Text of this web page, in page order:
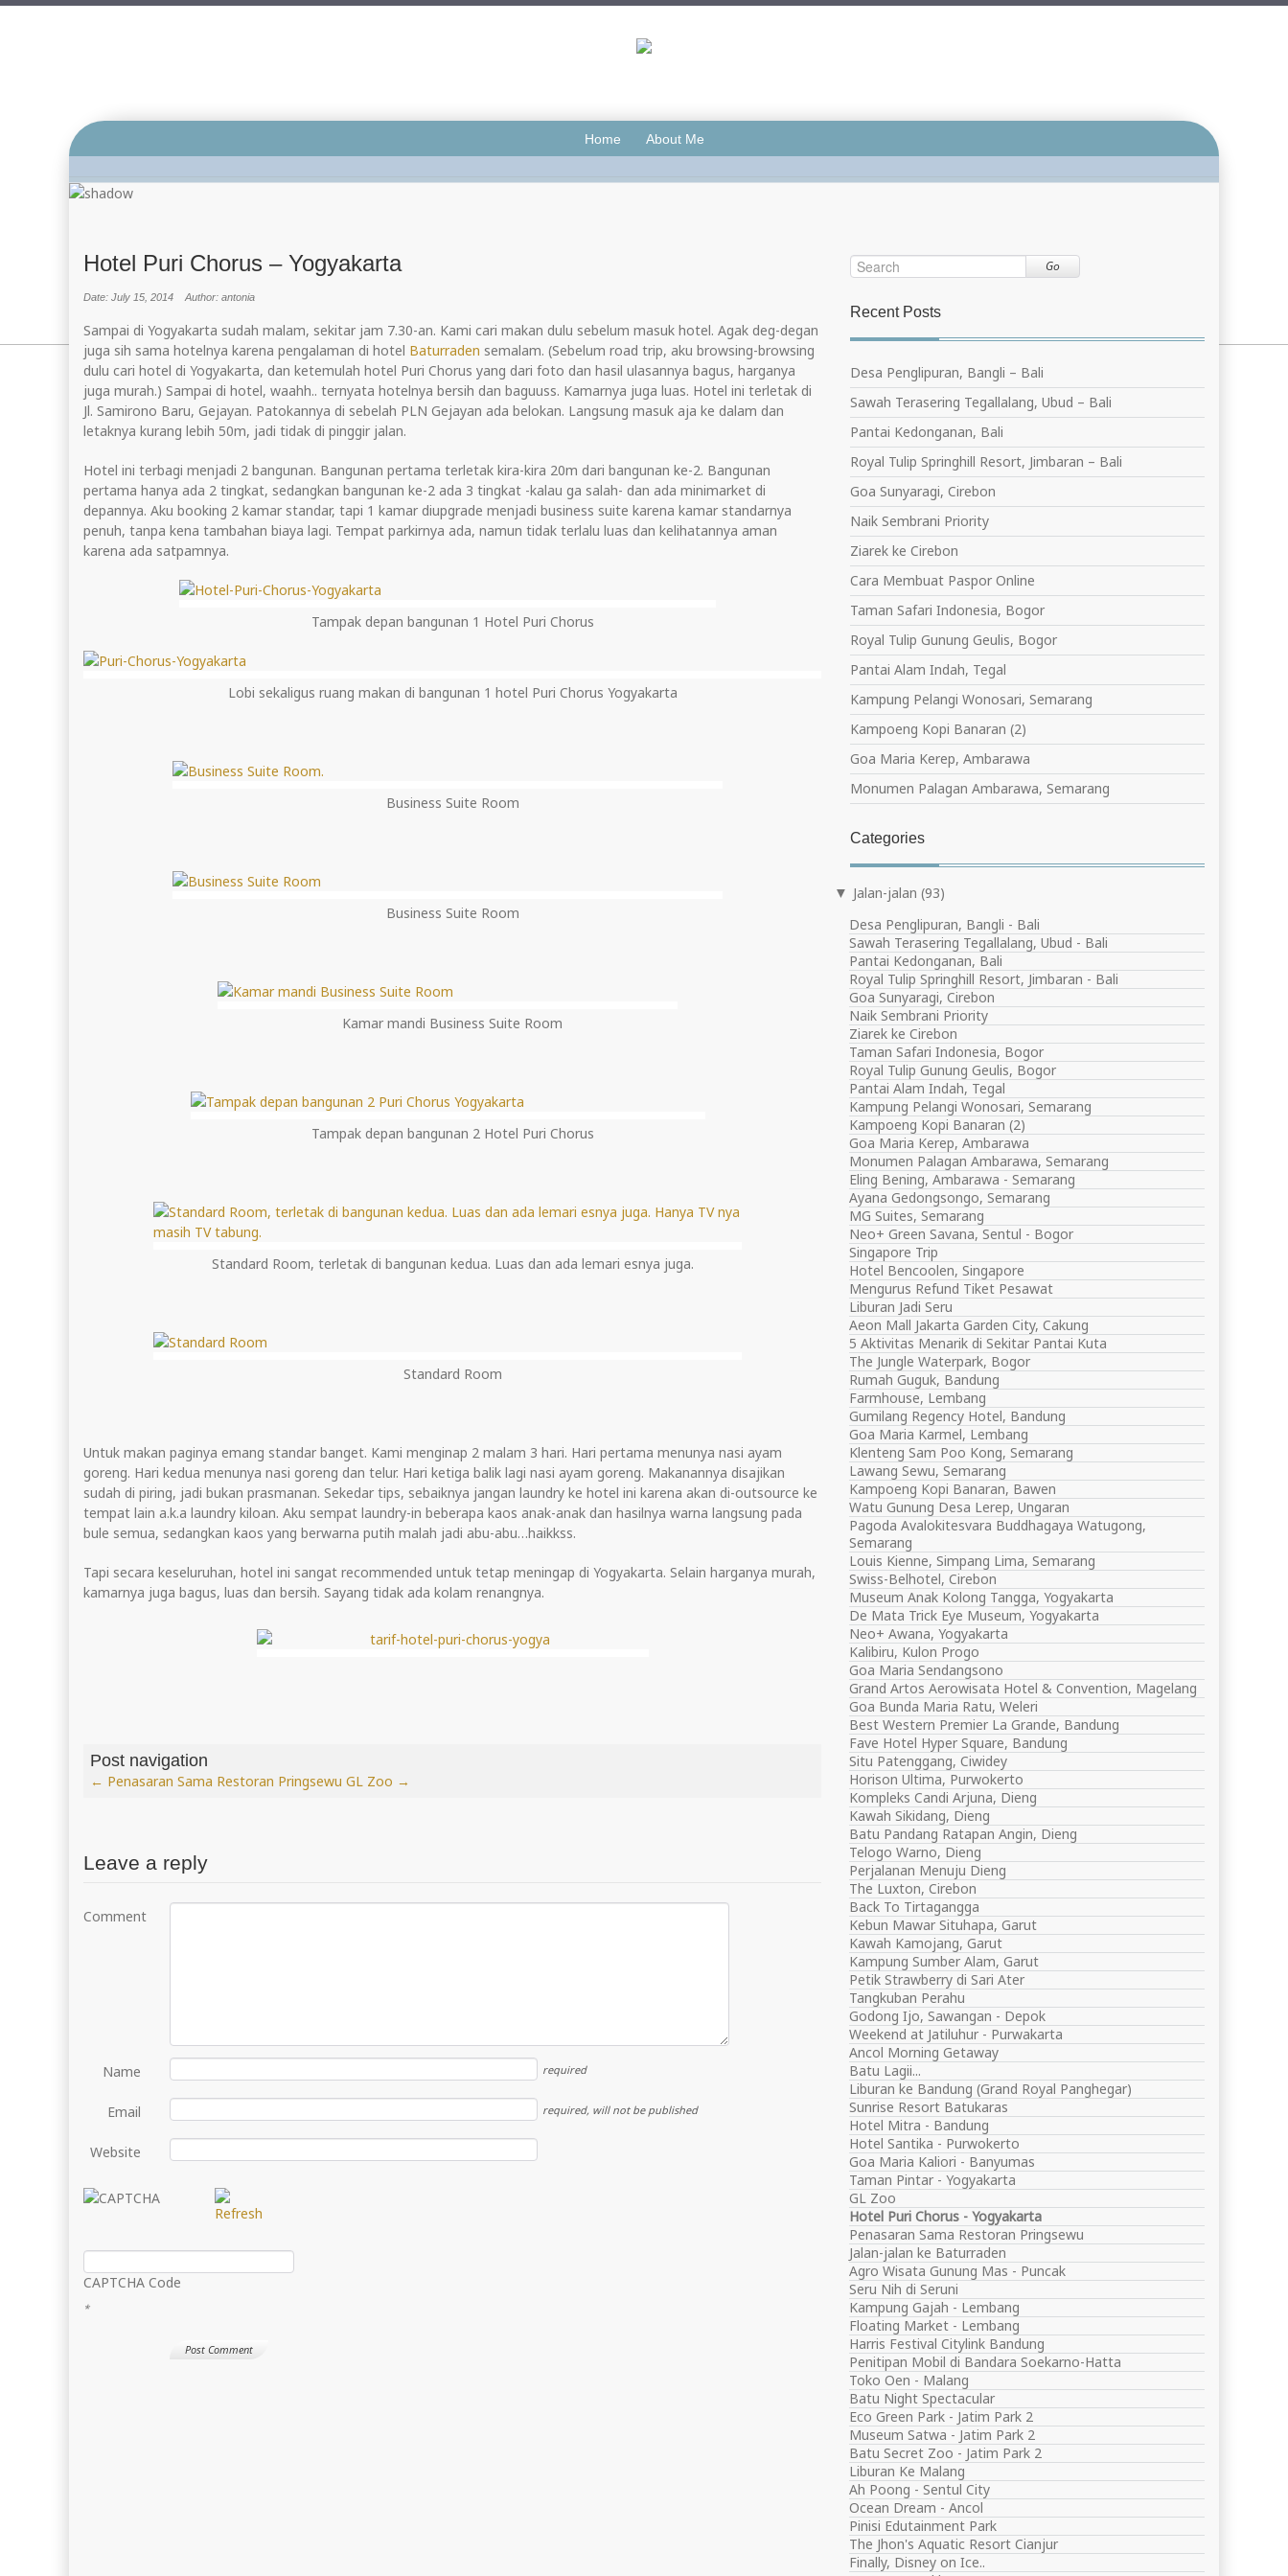
Home About Me
Hotel Puri Chorus – Yogyakarta
Date: July 15, 2014 Author: antonia
Sampai di Yogyakarta sudah malam, sekitar jam 7.30-an. Kami cari makan dulu sebelum masuk hotel. Agak deg-degan
juga sih sama hotelnya karena pengalaman di hotel Baturraden semalam. (Sebelum road trip, aku browsing-browsing
dulu cari hotel di Yogyakarta, dan ketemulah hotel Puri Chorus yang dari foto dan hasil ulasannya bagus, harganya
juga murah.) Sampai di hotel, waahh.. ternyata hotelnya bersih dan baguuss. Kamarnya juga luas. Hotel ini terletak di
Jl. Samirono Baru, Gejayan. Patokannya di sebelah PLN Gejayan ada belokan. Langsung masuk aja ke dalam dan
letaknya kurang lebih 50m, jadi tidak di pinggir jalan.
Hotel ini terbagi menjadi 2 bangunan. Bangunan pertama terletak kira-kira 20m dari bangunan ke-2. Bangunan
pertama hanya ada 2 tingkat, sedangkan bangunan ke-2 ada 3 tingkat -kalau ga salah- dan ada minimarket di
depannya. Aku booking 2 kamar standar, tapi 1 kamar diupgrade menjadi business suite karena kamar standarnya
penuh, tanpa kena tambahan biaya lagi. Tempat parkirnya ada, namun tidak terlalu luas dan kelihatannya aman
karena ada satpamnya.
Tampak depan bangunan 1 Hotel Puri Chorus
Lobi sekaligus ruang makan di bangunan 1 hotel Puri Chorus Yogyakarta
Business Suite Room
Business Suite Room
Kamar mandi Business Suite Room
Tampak depan bangunan 2 Hotel Puri Chorus
Standard Room, terletak di bangunan kedua. Luas dan ada lemari esnya juga.
Standard Room
Untuk makan paginya emang standar banget. Kami menginap 2 malam 3 hari. Hari pertama menunya nasi ayam
goreng. Hari kedua menunya nasi goreng dan telur. Hari ketiga balik lagi nasi ayam goreng. Makanannya disajikan
sudah di piring, jadi bukan prasmanan. Sekedar tips, sebaiknya jangan laundry ke hotel ini karena akan di-outsource ke
tempat lain a.k.a laundry kiloan. Aku sempat laundry-in beberapa kaos anak-anak dan hasilnya warna langsung pada
bule semua, sedangkan kaos yang berwarna putih malah jadi abu-abu…haikkss.
Tapi secara keseluruhan, hotel ini sangat recommended untuk tetap meningap di Yogyakarta. Selain harganya murah,
kamarnya juga bagus, luas dan bersih. Sayang tidak ada kolam renangnya.
Post navigation
← Penasaran Sama Restoran Pringsewu GL Zoo →
Leave a reply
Comment
Name required
Email required, will not be published
Website
CAPTCHA Code
*
Go
Recent Posts
Desa Penglipuran, Bangli – Bali
Sawah Terasering Tegallalang, Ubud – Bali
Pantai Kedonganan, Bali
Royal Tulip Springhill Resort, Jimbaran – Bali
Goa Sunyaragi, Cirebon
Naik Sembrani Priority
Ziarek ke Cirebon
Cara Membuat Paspor Online
Taman Safari Indonesia, Bogor
Royal Tulip Gunung Geulis, Bogor
Pantai Alam Indah, Tegal
Kampung Pelangi Wonosari, Semarang
Kampoeng Kopi Banaran (2)
Goa Maria Kerep, Ambarawa
Monumen Palagan Ambarawa, Semarang
Categories
▼ Jalan-jalan (93)
Desa Penglipuran, Bangli - Bali
Sawah Terasering Tegallalang, Ubud - Bali
Pantai Kedonganan, Bali
Royal Tulip Springhill Resort, Jimbaran - Bali
Goa Sunyaragi, Cirebon
Naik Sembrani Priority
Ziarek ke Cirebon
Taman Safari Indonesia, Bogor
Royal Tulip Gunung Geulis, Bogor
Pantai Alam Indah, Tegal
Kampung Pelangi Wonosari, Semarang
Kampoeng Kopi Banaran (2)
Goa Maria Kerep, Ambarawa
Monumen Palagan Ambarawa, Semarang
Eling Bening, Ambarawa - Semarang
Ayana Gedongsongo, Semarang
MG Suites, Semarang
Neo+ Green Savana, Sentul - Bogor
Singapore Trip
Hotel Bencoolen, Singapore
Mengurus Refund Tiket Pesawat
Liburan Jadi Seru
Aeon Mall Jakarta Garden City, Cakung
5 Aktivitas Menarik di Sekitar Pantai Kuta
The Jungle Waterpark, Bogor
Rumah Guguk, Bandung
Farmhouse, Lembang
Gumilang Regency Hotel, Bandung
Goa Maria Karmel, Lembang
Klenteng Sam Poo Kong, Semarang
Lawang Sewu, Semarang
Kampoeng Kopi Banaran, Bawen
Watu Gunung Desa Lerep, Ungaran
Pagoda Avalokitesvara Buddhagaya Watugong,
Semarang
Louis Kienne, Simpang Lima, Semarang
Swiss-Belhotel, Cirebon
Museum Anak Kolong Tangga, Yogyakarta
De Mata Trick Eye Museum, Yogyakarta
Neo+ Awana, Yogyakarta
Kalibiru, Kulon Progo
Goa Maria Sendangsono
Grand Artos Aerowisata Hotel & Convention, Magelang
Goa Bunda Maria Ratu, Weleri
Best Western Premier La Grande, Bandung
Fave Hotel Hyper Square, Bandung
Situ Patenggang, Ciwidey
Horison Ultima, Purwokerto
Kompleks Candi Arjuna, Dieng
Kawah Sikidang, Dieng
Batu Pandang Ratapan Angin, Dieng
Telogo Warno, Dieng
Perjalanan Menuju Dieng
The Luxton, Cirebon
Back To Tirtagangga
Kebun Mawar Situhapa, Garut
Kawah Kamojang, Garut
Kampung Sumber Alam, Garut
Petik Strawberry di Sari Ater
Tangkuban Perahu
Godong Ijo, Sawangan - Depok
Weekend at Jatiluhur - Purwakarta
Ancol Morning Getaway
Batu Lagii...
Liburan ke Bandung (Grand Royal Panghegar)
Sunrise Resort Batukaras
Hotel Mitra - Bandung
Hotel Santika - Purwokerto
Goa Maria Kaliori - Banyumas
Taman Pintar - Yogyakarta
GL Zoo
Hotel Puri Chorus - Yogyakarta
Penasaran Sama Restoran Pringsewu
Jalan-jalan ke Baturraden
Agro Wisata Gunung Mas - Puncak
Seru Nih di Seruni
Kampung Gajah - Lembang
Floating Market - Lembang
Harris Festival Citylink Bandung
Penitipan Mobil di Bandara Soekarno-Hatta
Toko Oen - Malang
Batu Night Spectacular
Eco Green Park - Jatim Park 2
Museum Satwa - Jatim Park 2
Batu Secret Zoo - Jatim Park 2
Liburan Ke Malang
Ah Poong - Sentul City
Ocean Dream - Ancol
Pinisi Edutainment Park
The Jhon's Aquatic Resort Cianjur
Finally, Disney on Ice..